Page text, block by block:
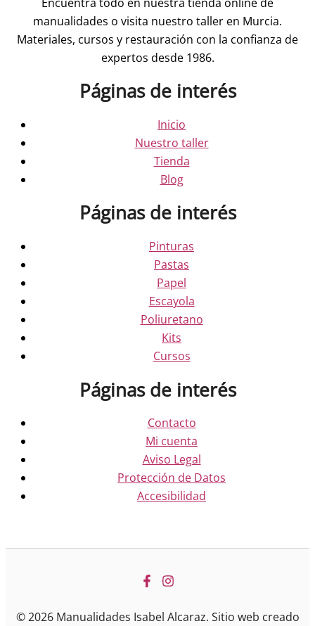
manualidades o visita nuestro taller en Murcia.
Materiales, cursos y restauración con la confianza de
expertos desde 1986.
Páginas de interés
Inicio
Nuestro taller
Tienda
Blog
Páginas de interés
Pinturas
Pastas
Papel
Escayola
Poliuretano
Kits
Cursos
Páginas de interés
Contacto
Mi cuenta
Aviso Legal
Protección de Datos
Accesibilidad
© 2026 Manualidades Isabel Alcaraz. Sitio web creado